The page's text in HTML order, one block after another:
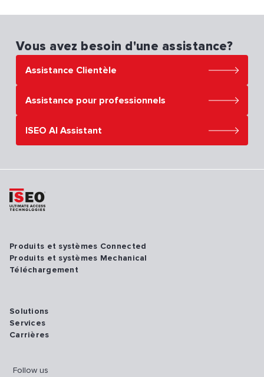
Vous avez besoin d'une assistance?
Assistance Clientèle
Assistance pour professionnels
ISEO AI Assistant
Produits et systèmes Connected
Produits et systèmes Mechanical
Téléchargement
Solutions
Services
Carrières
Follow us